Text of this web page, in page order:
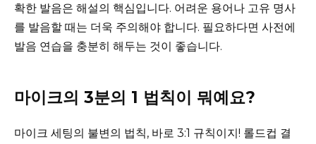
확한 발음은 해설의 핵심입니다. 어려운 용어나 고유 명사
를 발음할 때는 더욱 주의해야 합니다. 필요하다면 사전에
발음 연습을 충분히 해두는 것이 좋습니다.
마이크의 3분의 1 법칙이 뭐예요?
마이크 세팅의 불변의 법칙, 바로 3:1 규칙이지! 롤드컵 결